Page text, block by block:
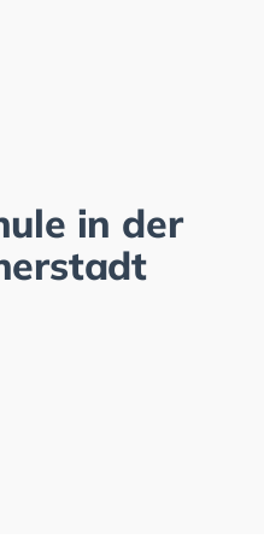
in der